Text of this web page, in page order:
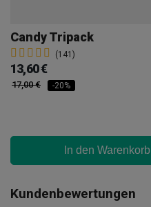
Candy Tripack
(141)
13,60 €
17,00 € -20%
In den Warenkorb
Kundenbewertungen